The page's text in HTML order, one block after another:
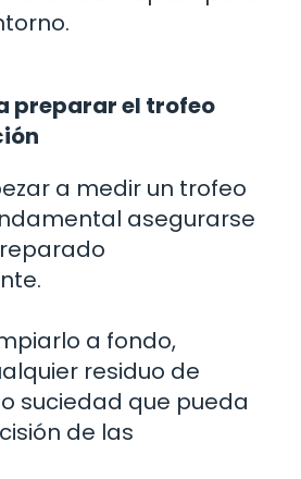
preparar el trofeo
a medir un trofeo
asegurarse
a fondo,
residuo de
suciedad que pueda
de las